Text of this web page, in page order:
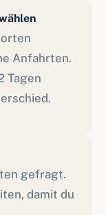
Anfahrten.
Tagen
gefragt.
damit du